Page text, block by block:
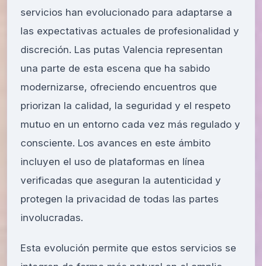
servicios han evolucionado para adaptarse a
las expectativas actuales de profesionalidad y
discreción. Las putas Valencia representan
una parte de esta escena que ha sabido
modernizarse, ofreciendo encuentros que
priorizan la calidad, la seguridad y el respeto
mutuo en un entorno cada vez más regulado y
consciente. Los avances en este ámbito
incluyen el uso de plataformas en línea
verificadas que aseguran la autenticidad y
protegen la privacidad de todas las partes
involucradas.
Esta evolución permite que estos servicios se